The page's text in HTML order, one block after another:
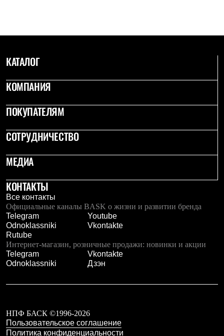
Альпинистские
Аксессуары для рюкзаков
Спальные мешки
Комбинированные
С синтетическим утеплителем
Аксессуары для спальников
Сумки и баулы
Кошельки
Сумки
Полезные аксессуары
Книги
Еда
Коврики
Обувь
Женская обувь
Сапоги
Ботинки
Мужская обувь
Бахилы
Тапочки и чуни
КАТАЛОГ
КОМПАНИЯ
ПОКУПАТЕЛЯМ
СОТРУДНИЧЕСТВО
МЕДИА
КОНТАКТЫ
Все контакты
Официальные каналы BASK о жизни и развитии бренда
Telegram
Youtube
Odnoklassniki
Vkontakte
Rutube
Интернет-магазин, розничные продажи: новинки и акции
Telegram
Vkontakte
Odnoklassniki
Дзэн
НПФ БАСК ©1996-2026
Пользовательское соглашение
Политика конфиденциальности